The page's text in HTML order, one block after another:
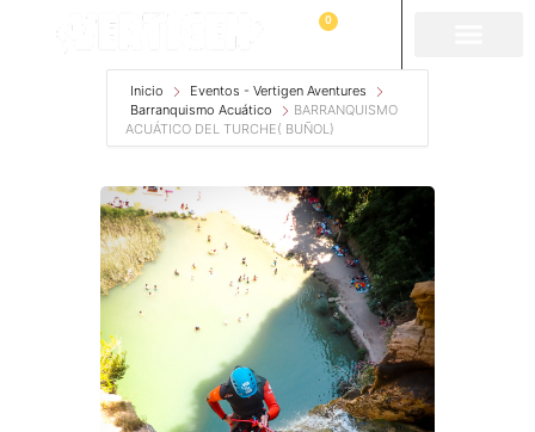
0
Inicio
Eventos - Vertigen Aventures
Barranquismo Acuático
BARRANQUISMO
ACUÁTICO DEL TURCHE( BUÑOL)